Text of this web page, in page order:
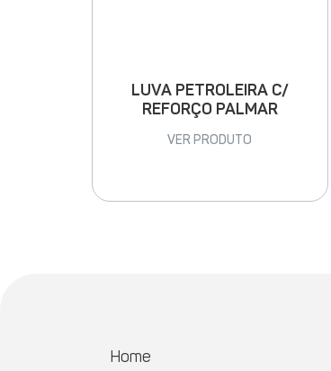
LUVA PETROLEIRA C/
REFORÇO PALMAR
VER PRODUTO
Home